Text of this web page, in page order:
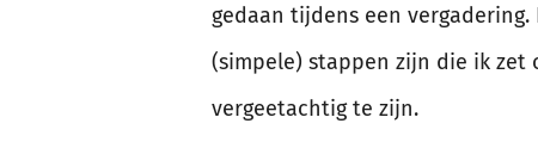
gedaan tijdens een
(simpele) stappen zijn die ik
vergeetachtig te zijn.